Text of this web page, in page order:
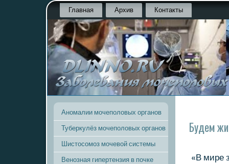
Главная Архив Контакты
Аномалии мочеполовых органов
Туберкулёз мочеполовых органов
Шистосомоз мочевой системы
Венозная гипертензия в почке
Будем
«В мире